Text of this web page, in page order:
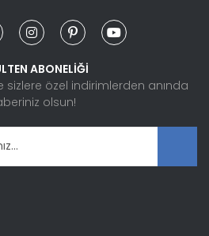
daha pahalı.
ABONELİĞİ
sizlere özel indirimlerden anında
olsun!